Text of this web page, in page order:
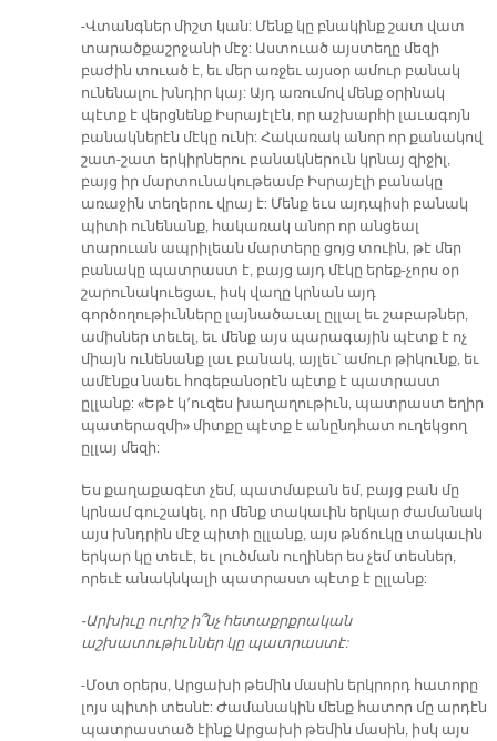
-Վտանգներ միշտ կան: Մենք կը բնակինք շատ վատ
տարածքաշրջանի մէջ: Աստուած այստեղը մեզի
բաժին տուած է, եւ մեր առջեւ այսօր ամուր բանակ
ունենալու խնդիր կայ: Այդ առումով մենք օրինակ
պէտք է վերցնենք Իսրայէլէն, որ աշխարհի լաւագոյն
բանակներէն մէկը ունի: Հակառակ անոր որ քանակով
շատ-շատ երկիրներու բանակներուն կրնայ զիջիլ,
բայց իր մարտունակութեամբ Իսրայէլի բանակը
առաջին տեղերու վրայ է: Մենք եւս այդպիսի բանակ
պիտի ունենանք, հակառակ անոր որ անցեալ
տարուան ապրիլեան մարտերը ցոյց տուին, թէ մեր
բանակը պատրաստ է, բայց այդ մէկը երեք-չորս օր
շարունակուեցաւ, իսկ վաղը կրնան այդ
գործողութիւնները լայնածաւալ ըլլալ եւ շաբաթներ,
ամիսներ տեւել, եւ մենք այս պարագային պէտք է ոչ
միայն ունենանք լաւ բանակ, այլեւ՝ ամուր թիկունք, եւ
ամէնքս նաեւ հոգեբանօրէն պէտք է պատրաստ
ըլլանք: «Եթէ կ՚ուզես խաղաղութիւն, պատրաստ եղիր
պատերազմի» միտքը պէտք է անընդհատ ուղեկցող
ըլլայ մեզի:
Ես քաղաքագէտ չեմ, պատմաբան եմ, բայց բան մը
կրնամ գուշակել, որ մենք տակաւին երկար ժամանակ
այս խնդրին մէջ պիտի ըլլանք, այս թնճուկը տակաւին
երկար կը տեւէ, եւ լուծման ուղիներ ես չեմ տեսներ,
որեւէ անակնկալի պատրաստ պէտք է ըլլանք:
-Արխիւը ուրիշ ի՞նչ հետաքրքրական
աշխատութիւններ կը պատրաստէ:
-Մօտ օրերս, Արցախի թեմին մասին երկրորդ հատորը
լոյս պիտի տեսնէ: Ժամանակին մենք հատոր մը արդէն
պատրաստած էինք Արցախի թեմին մասին, իսկ այս